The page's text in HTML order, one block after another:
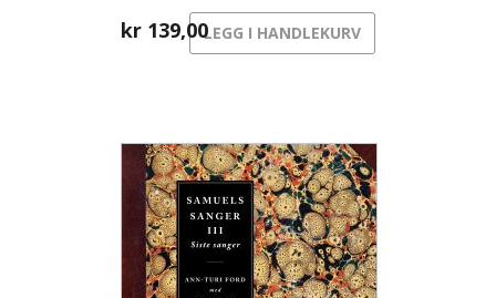
kr 139,00LEGG I HANDLEKURV